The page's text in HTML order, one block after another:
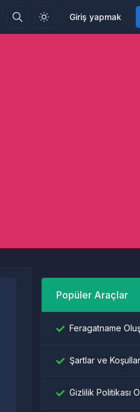
Giriş yapmak
Popüler Araçlar
Feragatname
Şartlar ve
Gizlilik Politikası